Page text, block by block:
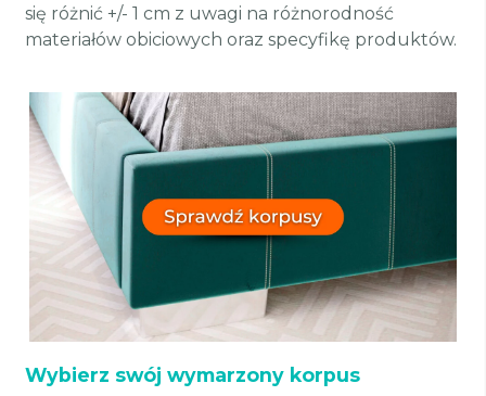
się różnić +/- 1 cm z uwagi na różnorodność
materiałów obiciowych oraz specyfikę produktów.
Wybierz swój wymarzony korpus